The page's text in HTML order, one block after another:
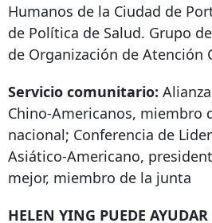
Humanos de la Ciudad de
de Política de Salud. Grupo
de Organización de Atención
Servicio comunitario:
Chino-Americanos, miembro
nacional; Conferencia de
Asiático-Americano,
mejor, miembro de la junta
HELEN YING PUEDE AYUDAR